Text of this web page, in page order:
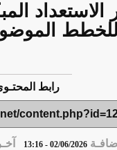
الاستعداد
للخطط
رابط
02/06/2026 - 13:16